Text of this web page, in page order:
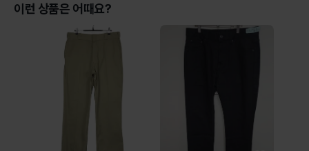
이런 상품은 어때요?